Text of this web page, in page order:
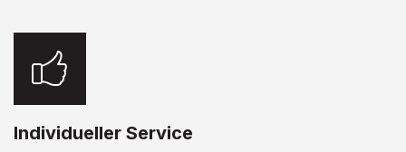
Individueller Service